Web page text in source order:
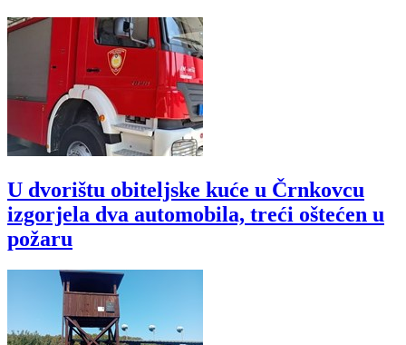
U dvorištu obiteljske kuće u Črnkovcu
izgorjela dva automobila, treći oštećen u
požaru